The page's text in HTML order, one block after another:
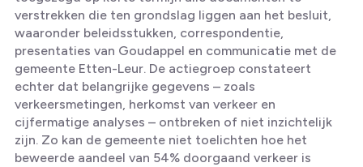
verstrekken die ten grondslag liggen aan het besluit,
waaronder beleidsstukken, correspondentie,
presentaties van Goudappel en communicatie met de
gemeente Etten-Leur. De actiegroep constateert
echter dat belangrijke gegevens – zoals
verkeersmetingen, herkomst van verkeer en
cijfermatige analyses – ontbreken of niet inzichtelijk
zijn. Zo kan de gemeente niet toelichten hoe het
beweerde aandeel van 54% doorgaand verkeer is